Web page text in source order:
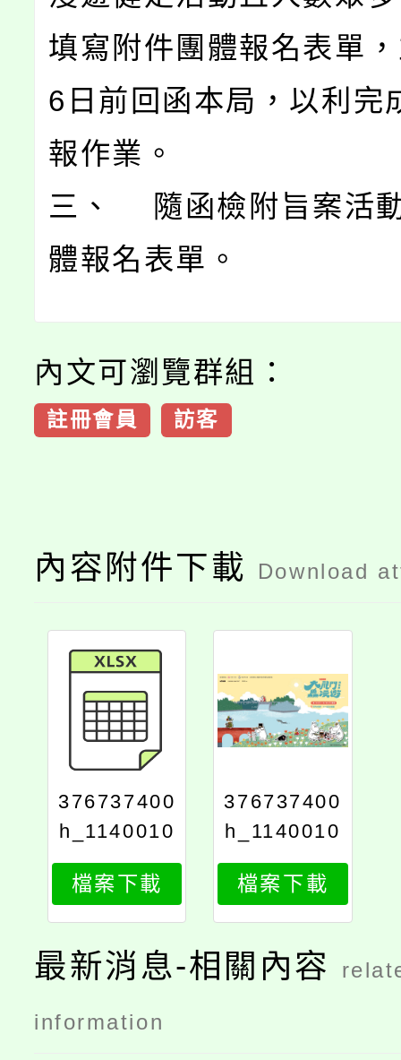
填寫附件團體報名表單
6日前回函本局，以利完
報作業。
三、 隨函檢附旨案活
體報名表單。
內文可瀏覽群組：
註冊會員 訪客
內容附件下載 Download
376737400
h_1140010
476_attach
2
檔案下載
376737400
h_1140010
476_attach
1
檔案下載
最新消息-相關內容
information